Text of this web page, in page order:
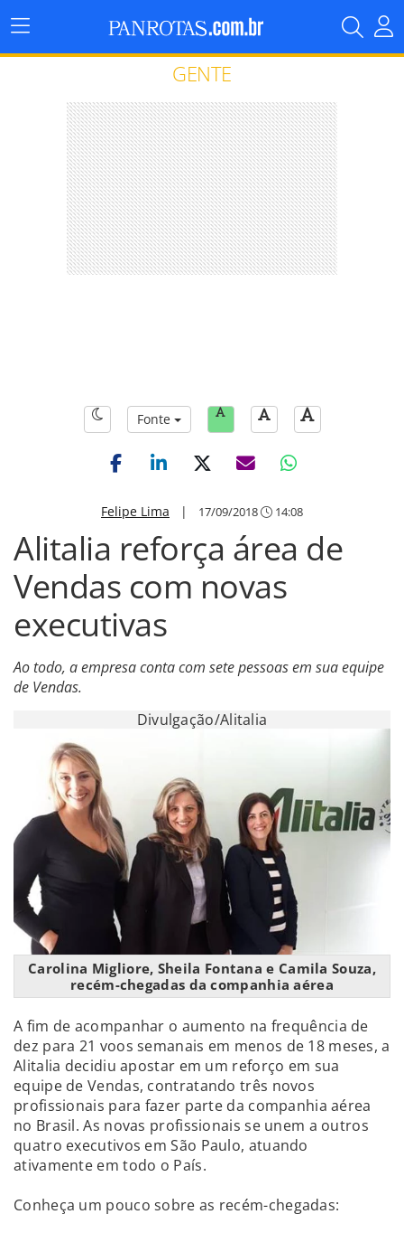
Menu
Principal
GENTE
Fonte
Felipe Lima | 17/09/2018 14:08
Alitalia reforça área de
Vendas com novas
executivas
Ao todo, a empresa conta com sete pessoas em sua equipe
de Vendas.
Divulgação/Alitalia
Carolina Migliore, Sheila Fontana e Camila Souza,
recém-chegadas da companhia aérea
A fim de acompanhar o aumento na frequência de
dez para 21 voos semanais em menos de 18 meses, a
Alitalia decidiu apostar em um reforço em sua
equipe de Vendas, contratando três novos
profissionais para fazer parte da companhia aérea
no Brasil. As novas profissionais se unem a outros
quatro executivos em São Paulo, atuando
ativamente em todo o País.
Conheça um pouco sobre as recém-chegadas: